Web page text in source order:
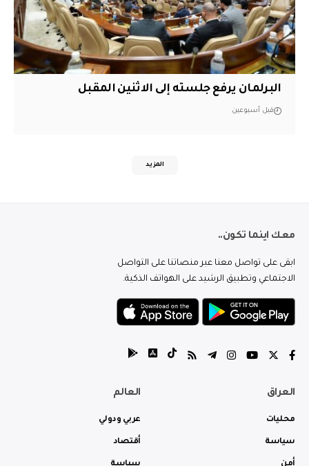
البرلمان يرفع جلسته إلى الاثنين المقبل
قبل أسبوعين
المزيد
معك اينما تكون..
ابقى على تواصل معنا عبر منصاتنا على التواصل
الاجتماعي وتطبيق الرشيد على الهواتف الذكية.
العراق
محليات
سياسة
العالم
عربي ودولي
أقتصاد